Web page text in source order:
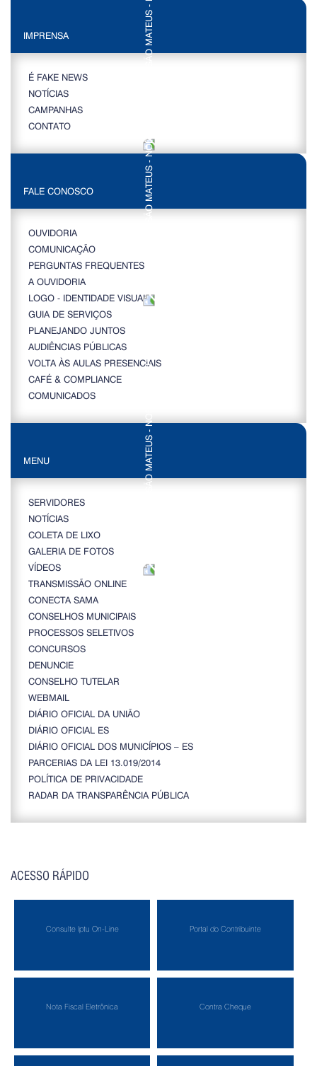
IMPRENSA
É FAKE NEWS
NOTÍCIAS
CAMPANHAS
CONTATO
FALE CONOSCO
OUVIDORIA
COMUNICAÇÃO
PERGUNTAS FREQUENTES
A OUVIDORIA
LOGO - IDENTIDADE VISUAL
GUIA DE SERVIÇOS
PLANEJANDO JUNTOS
AUDIÊNCIAS PÚBLICAS
VOLTA ÀS AULAS PRESENCIAIS
CAFÉ & COMPLIANCE
COMUNICADOS
MENU
SERVIDORES
NOTÍCIAS
COLETA DE LIXO
GALERIA DE FOTOS
VÍDEOS
TRANSMISSÃO ONLINE
CONECTA SAMA
CONSELHOS MUNICIPAIS
PROCESSOS SELETIVOS
CONCURSOS
DENUNCIE
CONSELHO TUTELAR
WEBMAIL
DIÁRIO OFICIAL DA UNIÃO
DIÁRIO OFICIAL ES
DIÁRIO OFICIAL DOS MUNICÍPIOS – ES
PARCERIAS DA LEI 13.019/2014
POLÍTICA DE PRIVACIDADE
RADAR DA TRANSPARÊNCIA PÚBLICA
ACESSO RÁPIDO
Consulte Iptu On-Line Portal do Contribuinte
Nota Fiscal Eletrônica Contra Cheque